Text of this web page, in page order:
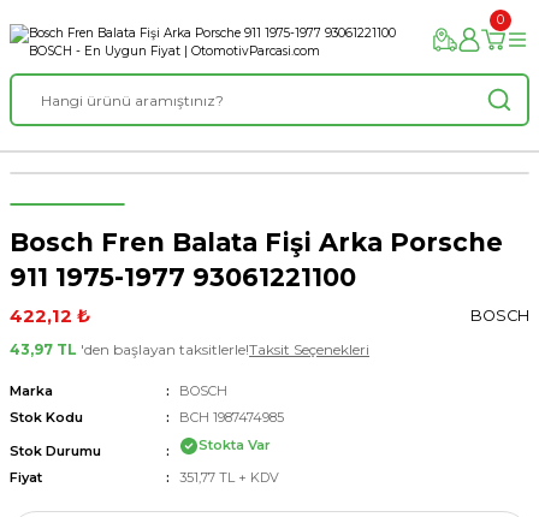
0
Bosch Fren Balata Fişi Arka Porsche
911 1975-1977 93061221100
422,12 ₺
BOSCH
43,97 TL 'den başlayan taksitlerle!Taksit Seçenekleri
Marka
BOSCH
Stok Kodu
BCH 1987474985
Stok Durumu
Stokta Var
Fiyat
351,77 TL + KDV